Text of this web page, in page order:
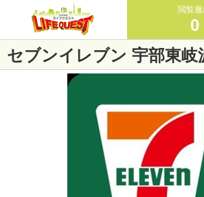
閲覧
0
セブンイレブン 宇部東岐